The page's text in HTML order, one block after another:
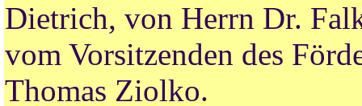
Dietrich, von Herrn Dr.
vom Vorsitzenden des
Thomas Ziolko.